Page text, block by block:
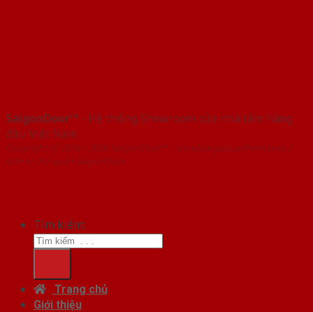
SaigonDoor™ - Hệ thống Showroom cửa nhà tắm hàng
đầu Việt Nam
Copyright ⓒ 2016 – 2026 SaigonDoor™ - www.baogiacuanhom.com |
Đơn vị chủ quản SaigonDoor
Tìm kiếm:
Trang chủ
Giới thiệu